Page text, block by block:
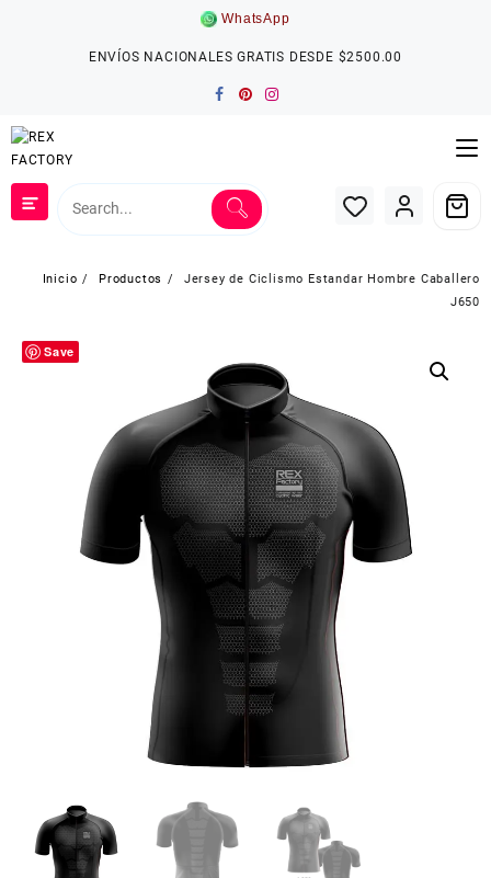
WhatsApp
ENVÍOS NACIONALES GRATIS DESDE $2500.00
Inicio Productos
Jersey de Ciclismo Estandar Hombre Caballero
J650
Save